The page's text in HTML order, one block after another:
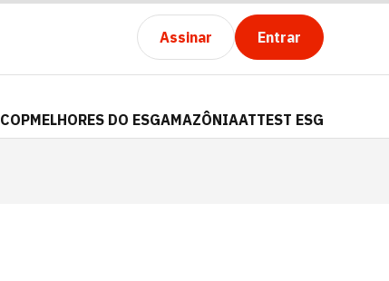
Assinar Entrar
COPMELHORES DO ESGAMAZÔNIAATTEST ESG